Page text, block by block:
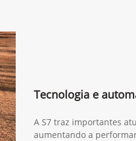
Tecnologia e
A S7 traz importantes
aumentando a